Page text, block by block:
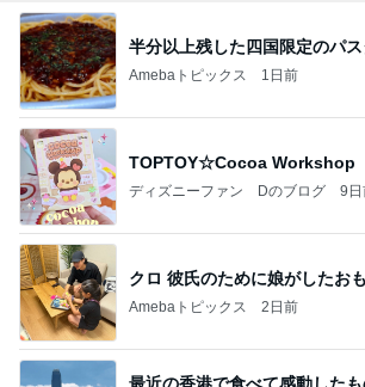
半分以上残した四国限定のパス
Amebaトピックス 1日前
TOPTOY☆Cocoa Workshop
ディズニーファン Dのブログ 9日
クロ 彼氏のために娘がしたお
Amebaトピックス 2日前
最近の香港で食べて感動した